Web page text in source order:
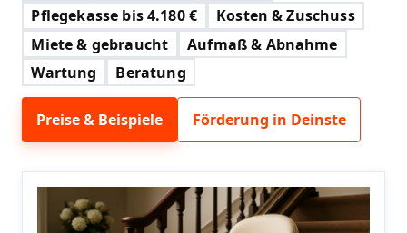
Pflegekasse bis 4.180 €
Kosten & Zuschuss
Miete & gebraucht
Aufmaß & Abnahme
Wartung
Beratung
Preise & Beispiele Förderung in Deinste